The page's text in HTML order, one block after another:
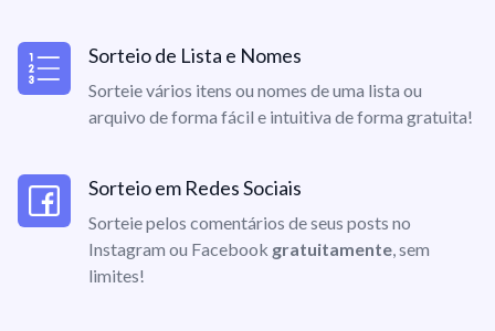
Sorteio de Lista e Nomes
Sorteie vários itens ou nomes de uma lista ou
arquivo de forma fácil e intuitiva de forma gratuita!
Sorteio em Redes Sociais
Sorteie pelos comentários de seus posts no
Instagram ou Facebook gratuitamente, sem
limites!